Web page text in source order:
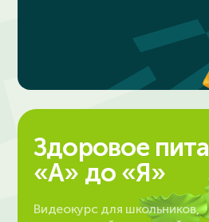
Здоровое
«А» до «Я»
Видеокурс для школьников,